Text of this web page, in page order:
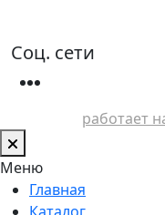
Соц. сети
работает
Меню
Главная